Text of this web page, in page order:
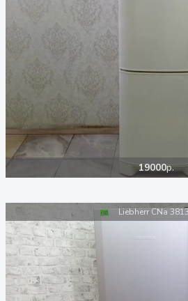
19000р.
Liebherr CNa